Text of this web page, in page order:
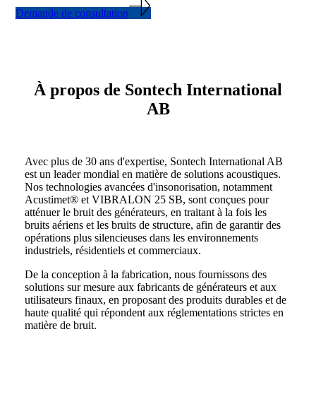
Demande de consultation
À propos de Sontech International
AB
Avec plus de 30 ans d'expertise, Sontech International AB
est un leader mondial en matière de solutions acoustiques.
Nos technologies avancées d'insonorisation, notamment
Acustimet® et VIBRALON 25 SB, sont conçues pour
atténuer le bruit des générateurs, en traitant à la fois les
bruits aériens et les bruits de structure, afin de garantir des
opérations plus silencieuses dans les environnements
industriels, résidentiels et commerciaux.
De la conception à la fabrication, nous fournissons des
solutions sur mesure aux fabricants de générateurs et aux
utilisateurs finaux, en proposant des produits durables et de
haute qualité qui répondent aux réglementations strictes en
matière de bruit.